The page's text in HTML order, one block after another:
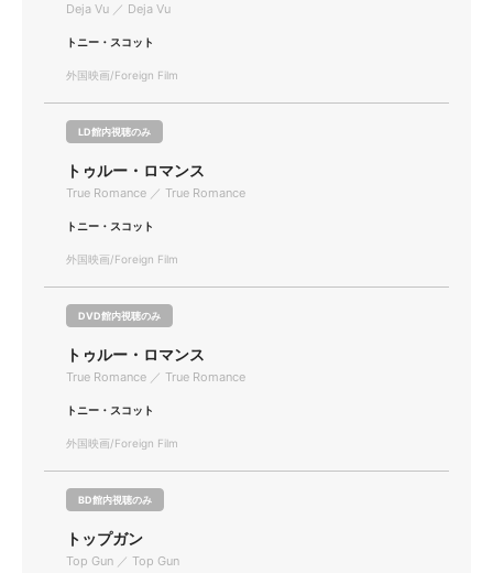
Deja Vu ／ Deja Vu
トニー・スコット
外国映画/Foreign Film
LD館内視聴のみ
トゥルー・ロマンス
True Romance ／ True Romance
トニー・スコット
外国映画/Foreign Film
DVD館内視聴のみ
トゥルー・ロマンス
True Romance ／ True Romance
トニー・スコット
外国映画/Foreign Film
BD館内視聴のみ
トップガン
Top Gun ／ Top Gun